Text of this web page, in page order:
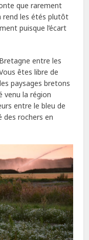
que rarement
rend les étés plutôt
puisque l’écart
entre les
êtes libre de
paysages bretons
venu la région
entre le bleu de
des rochers en